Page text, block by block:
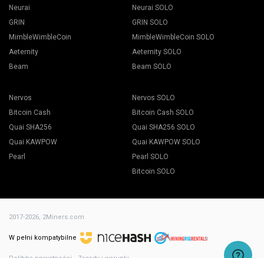
Neurai
GRIN
MimbleWimbleCoin
Aeternity
Beam
Neurai SOLO
GRIN SOLO
MimbleWimbleCoin SOLO
Aeternity SOLO
Beam SOLO
Nervos
Bitcoin Cash
Quai SHA256
Quai KAWPOW
Pearl
Nervos SOLO
Bitcoin Cash SOLO
Quai SHA256 SOLO
Quai KAWPOW SOLO
Pearl SOLO
Bitcoin SOLO
2017-2026, 2Miners.com
W pełni kompatybilne